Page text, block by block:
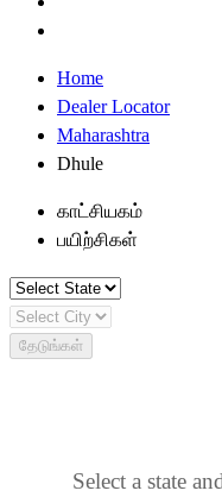
Home
Dealer Locator
Maharashtra
Dhule
காட்சியகம்
பயிற்சிகள்
தேடுங்கள்
Select a state